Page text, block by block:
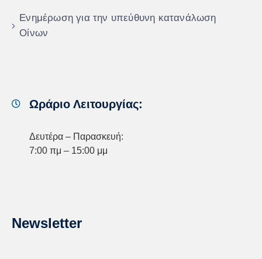
Ενημέρωση για την υπεύθυνη κατανάλωση
Οίνων
Ωράριο Λειτουργίας:
Δευτέρα – Παρασκευή:
7:00 πμ – 15:00 μμ
Newsletter